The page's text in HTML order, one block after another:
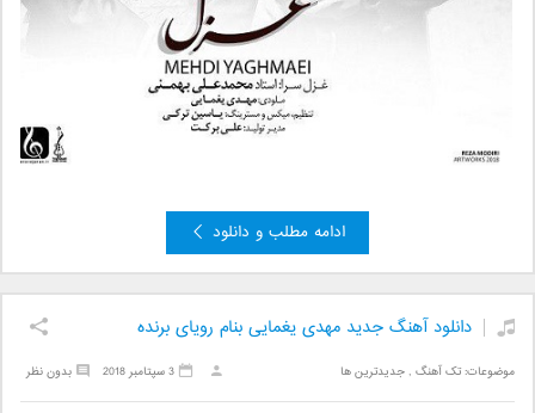
ادامه مطلب و دانلود
دانلود آهنگ جدید مهدی یغمایی بنام رویای برنده
موضوعات:تک آهنگ ,جدیدترین ها بدون نظر 3 سپتامبر 2018